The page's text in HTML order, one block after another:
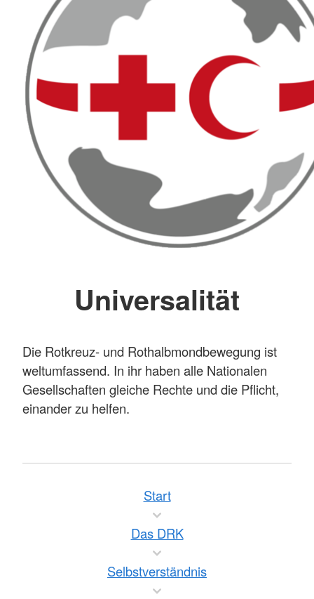
Universalität
Die Rotkreuz- und Rothalbmondbewegung ist
weltumfassend. In ihr haben alle Nationalen
Gesellschaften gleiche Rechte und die Pflicht,
einander zu helfen.
Start
Das DRK
Selbstverständnis